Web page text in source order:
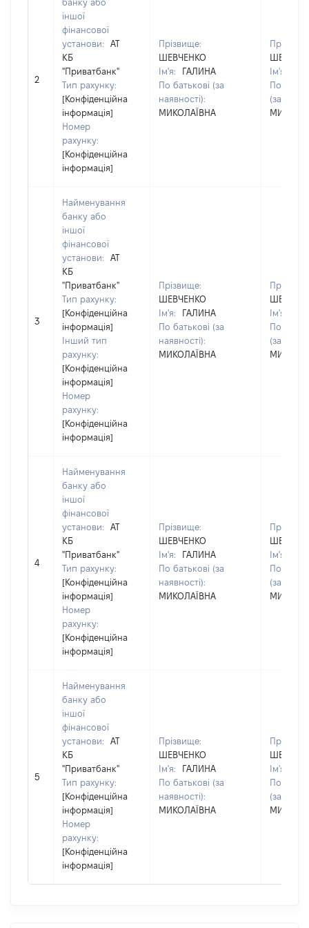
2
банку або
іншої
фінансової
установи:
АТ
КБ
"Приватбанк"
Тип рахунку:
[Конфіденційна
інформація]
Номер
рахунку:
[Конфіденційна
інформація]
Прізвище:
ШЕВЧЕНКО
Ім'я:
ГАЛИНА
По батькові (за
наявності):
МИКОЛАЇВНА
Ім'я:
По
(за
3
Найменування
банку або
іншої
фінансової
установи:
АТ
КБ
"Приватбанк"
Тип рахунку:
[Конфіденційна
інформація]
Інший тип
рахунку:
[Конфіденційна
інформація]
Номер
рахунку:
[Конфіденційна
інформація]
Прізвище:
ШЕВЧЕНКО
Ім'я:
ГАЛИНА
По батькові (за
наявності):
МИКОЛАЇВНА
Ім'я:
По
(за
4
Найменування
банку або
іншої
фінансової
установи:
АТ
КБ
"Приватбанк"
Тип рахунку:
[Конфіденційна
інформація]
Номер
рахунку:
[Конфіденційна
інформація]
Прізвище:
ШЕВЧЕНКО
Ім'я:
ГАЛИНА
По батькові (за
наявності):
МИКОЛАЇВНА
Ім'я:
По
(за
5
Найменування
банку або
іншої
фінансової
установи:
АТ
КБ
"Приватбанк"
Тип рахунку:
[Конфіденційна
інформація]
Номер
рахунку:
[Конфіденційна
інформація]
Прізвище:
ШЕВЧЕНКО
Ім'я:
ГАЛИНА
По батькові (за
наявності):
МИКОЛАЇВНА
Ім'я:
По
(за